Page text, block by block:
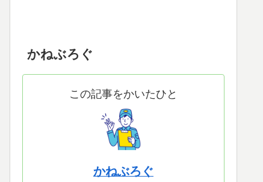
かねぶろぐ
この記事をかいたひと
かねぶろぐ